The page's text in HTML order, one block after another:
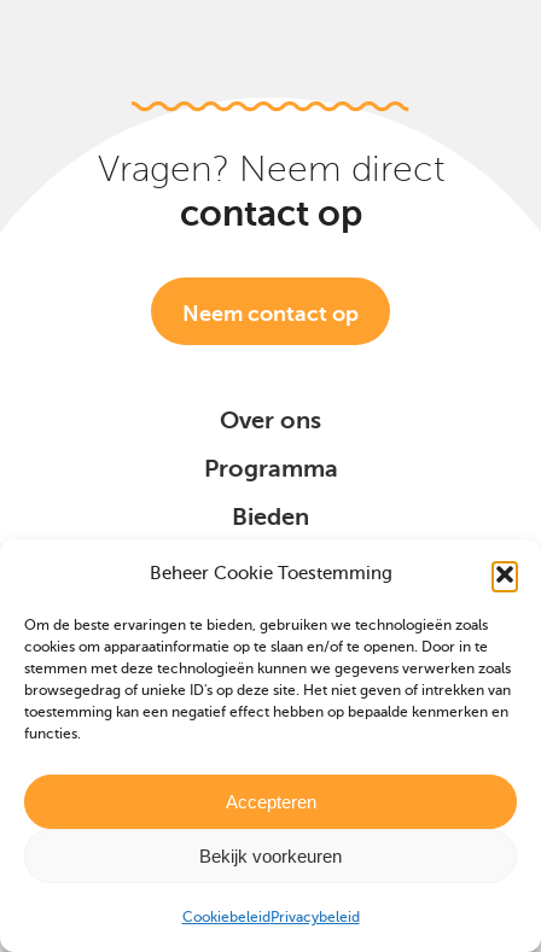
Beheer Cookie Toestemming
Om de beste ervaringen te bieden, gebruiken we technologieën zoals
cookies om apparaatinformatie op te slaan en/of te openen. Door in te
stemmen met deze technologieën kunnen we gegevens verwerken zoals
browsegedrag of unieke ID's op deze site. Het niet geven of intrekken van
toestemming kan een negatief effect hebben op bepaalde kenmerken en
functies.
Accepteren
Bekijk voorkeuren
Cookiebeleid Privacybeleid
Vragen? Neem direct
contact op
Neem contact op
Over ons
Programma
Bieden
Organisatie
Sponsoring
VIP
Veulen aanmelden